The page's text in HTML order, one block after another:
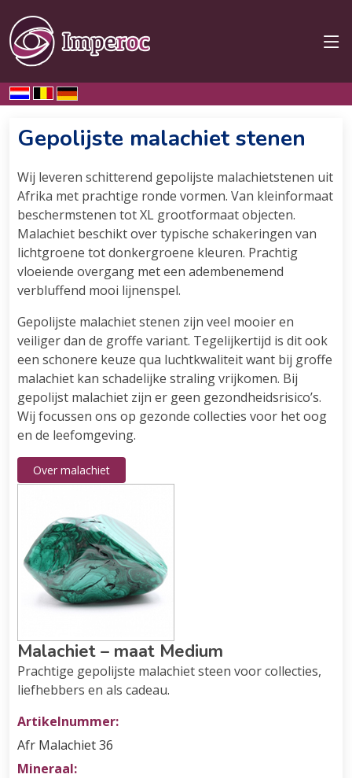
Home
Gepolijste malachiet stenen
Wij leveren schitterend gepolijste malachietstenen uit
Afrika met prachtige ronde vormen. Van kleinformaat
beschermstenen tot XL grootformaat objecten.
Malachiet beschikt over typische schakeringen van
lichtgroene tot donkergroene kleuren. Prachtig
vloeiende overgang met een adembenemend
verbluffend mooi lijnenspel.
Gepolijste malachiet stenen zijn veel mooier en
veiliger dan de groffe variant. Tegelijkertijd is dit ook
een schonere keuze qua luchtkwaliteit want bij groffe
malachiet kan schadelijke straling vrijkomen. Bij
gepolijst malachiet zijn er geen gezondheidsrisico’s.
Wij focussen ons op gezonde collecties voor het oog
en de leefomgeving.
Over malachiet
Malachiet – maat Medium
Prachtige gepolijste malachiet steen voor collecties,
liefhebbers en als cadeau.
Artikelnummer:
Afr Malachiet 36
Mineraal: